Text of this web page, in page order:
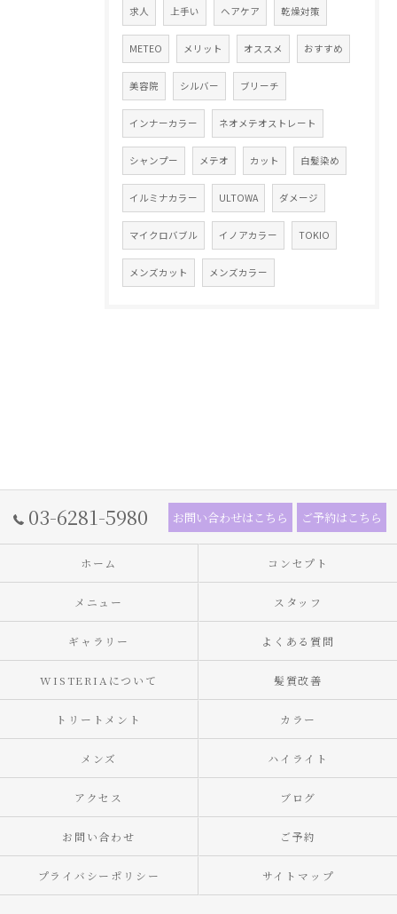
求人 上手い ヘアケア 乾燥対策
METEO メリット オススメ おすすめ
美容院 シルバー ブリーチ
インナーカラー ネオメテオストレート
シャンプー メテオ カット 白髪染め
イルミナカラー ULTOWA ダメージ
マイクロバブル イノアカラー TOKIO
メンズカット メンズカラー
03-6281-5980 お問い合わせはこちら ご予約はこちら
ホーム コンセプト
メニュー スタッフ
ギャラリー よくある質問
WISTERIAについて 髪質改善
トリートメント カラー
メンズ ハイライト
アクセス ブログ
お問い合わせ ご予約
プライバシーポリシー サイトマップ